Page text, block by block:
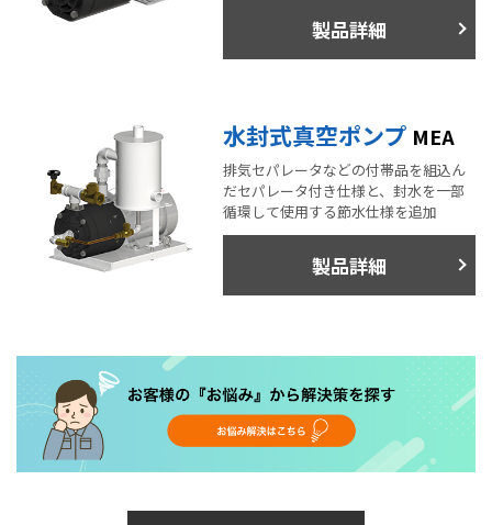
製品詳細
水封式真空ポンプ MEA
排気セパレータなどの付帯品を組込ん
だセパレータ付き仕様と、封水を一部
循環して使用する節水仕様を追加
製品詳細